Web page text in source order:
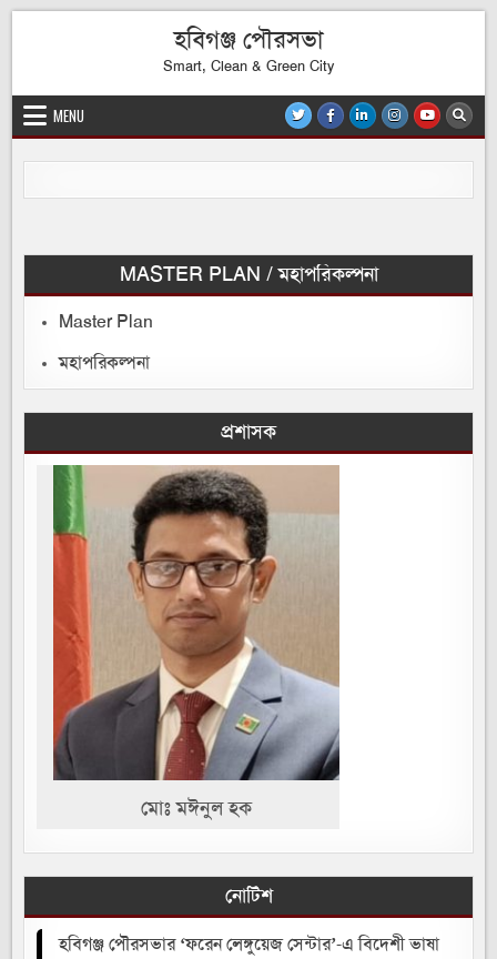
হবিগঞ্জ পৌরসভা
Smart, Clean & Green City
MENU
MASTER PLAN / মহাপরিকল্পনা
Master Plan
মহাপরিকল্পনা
প্রশাসক
মোঃ মঈনুল হক
নোটিশ
হবিগঞ্জ পৌরসভার ‘ফরেন লেঙ্গুয়েজ সেন্টার’-এ বিদেশী ভাষা